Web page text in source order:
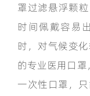
罩过滤悬浮颗
时间佩戴容易
时，对气候变
的专业医用口罩
一次性口罩，